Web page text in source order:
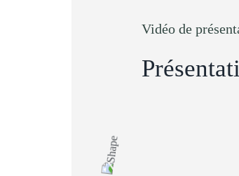
Vidéo de